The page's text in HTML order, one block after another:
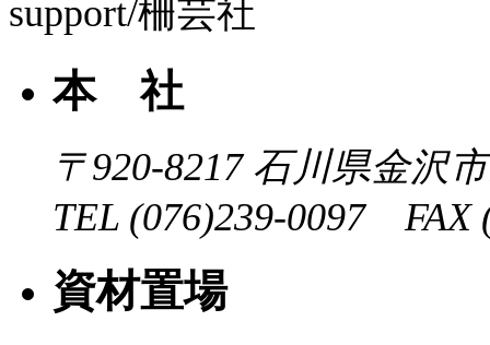
本 社
〒920-8217 石川県金沢
TEL (076)239-0097 FAX
資材置場